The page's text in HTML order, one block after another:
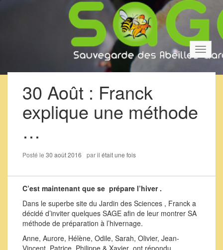
la
30 Août : Franck
explique une méthode
…
Posté le 30 août 2016 paril était une fois
C’est maintenant que se prépare l’hiver .
Dans le superbe site du Jardin des Sciences , Franck a
décidé d’inviter quelques SAGE afin de leur montrer SA
méthode de préparation à l’hivernage.
Anne, Aurore, Hélène, Odile, Sarah, Olivier, Jean-
Vincent, Patrice, Philippe & Xavier ont répondu